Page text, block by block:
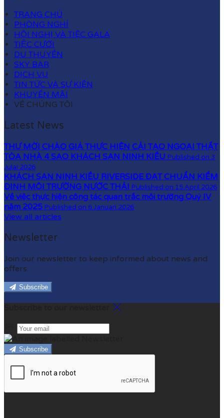
TRANG CHỦ
PHÒNG NGHỈ
HỘI NGHỊ VÀ TIỆC GALA
TIỆC CƯỚI
DU THUYỀN
SKY BAR
DỊCH VỤ
TIN TỨC VÀ SỰ KIỆN
KHUYẾN MÃI
VỀ CHÚNG TÔI
Latest News
THƯ MỜI CHÀO GIÁ THỰC HIỆN CẢI TẠO NGOẠI THẤT
TÒA NHÀ 4 SAO KHÁCH SẠN NINH KIỀU Published on 3
Julai 2026
KHÁCH SẠN NINH KIỀU RIVERSIDE ĐẠT CHUẨN KIỂM
ĐỊNH MÔI TRƯỜNG NƯỚC THẢI Published on 15 April 2026
Về việc thực hiện công tác quan trắc môi trường Quý IV
năm 2025 Published on 6 Januari 2026
View all articles
Newsletter
Join our newsletter to keep informed about news and
offers.
Subscribe
Subscribe